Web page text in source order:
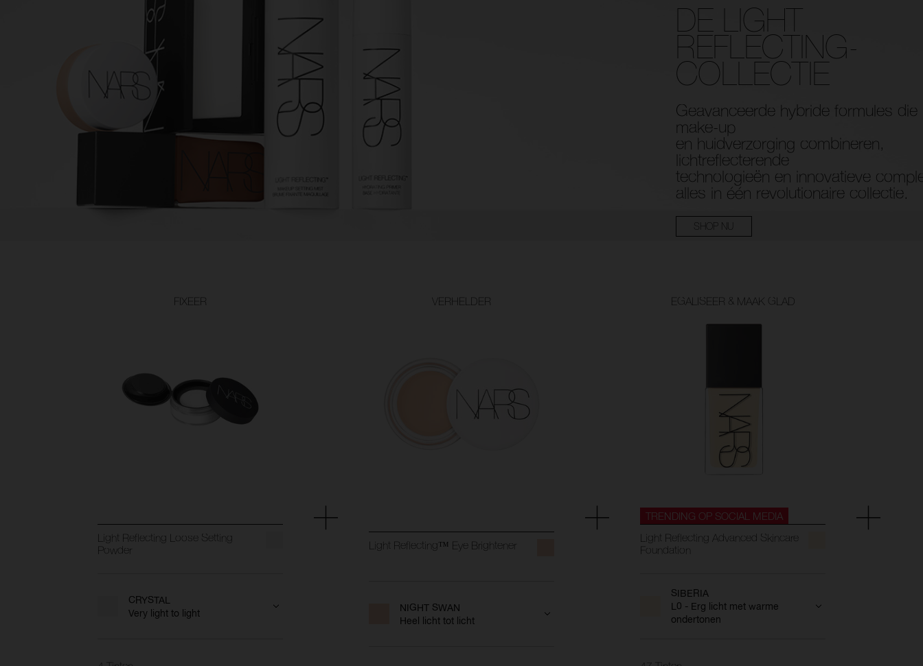
DE LIGHT
REFLECTING-
COLLECTIE
Geavanceerde hybride formules die
make-up
en huidverzorging combineren,
lichtreflecterende
technologieën en innovatieve
alles in één revolutionaire collectie.
SHOP NU
FIXEER
Light Reflecting Loose Setting
Powder
CRYSTAL
Very light to light
VERHELDER
Light Reflecting™ Eye Brightener
NIGHT SWAN
Heel licht tot licht
EGALISEER & MAAK GLAD
TRENDING OP SOCIAL MEDIA
Light Reflecting Advanced Skincare
Foundation
SIBERIA
L0 - Erg licht met warme
ondertonen